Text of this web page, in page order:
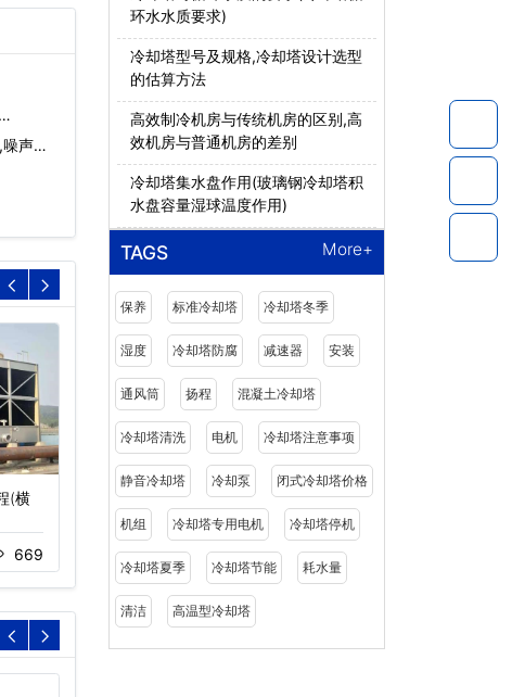
声污
(横
669
超静音密闭式冷却塔
11-05 544
闭式逆流冷却塔厂家价
格…
11-15
环水水质要求)
冷却塔型号及规格,冷却塔设计选型
的估算方法
高效制冷机房与传统机房的区别,高
效机房与普通机房的差别
冷却塔集水盘作用(玻璃钢冷却塔积
水盘容量湿球温度作用)
TAGS More+
保养 标准冷却塔 冷却塔冬季
湿度 冷却塔防腐 减速器 安装
通风筒 扬程 混凝土冷却塔
冷却塔清洗 电机 冷却塔注意事项
静音冷却塔 冷却泵 闭式冷却塔价格
机组 冷却塔专用电机 冷却塔停机
冷却塔夏季 冷却塔节能 耗水量
清洁 高温型冷却塔